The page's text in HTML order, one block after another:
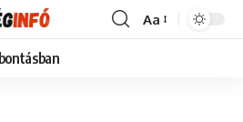
Font
Aa